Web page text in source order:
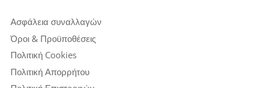
Ασφάλεια συναλλαγών
Όροι & Προϋποθέσεις
Πολιτική Cookies
Πολιτική Απορρήτου